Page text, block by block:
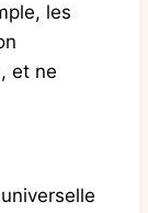
les
et ne